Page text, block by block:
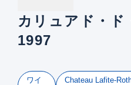
カリュアド・ド
1997
ワイ
Chateau Lafite-